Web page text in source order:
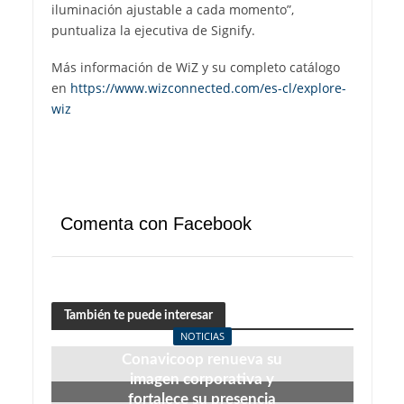
iluminación ajustable a cada momento”,
puntualiza la ejecutiva de Signify.
Más información de WiZ y su completo catálogo
en https://www.wizconnected.com/es-cl/explore-
wiz
Comenta con Facebook
También te puede interesar
NOTICIAS
Conavicoop renueva su
imagen corporativa y
fortalece su presencia